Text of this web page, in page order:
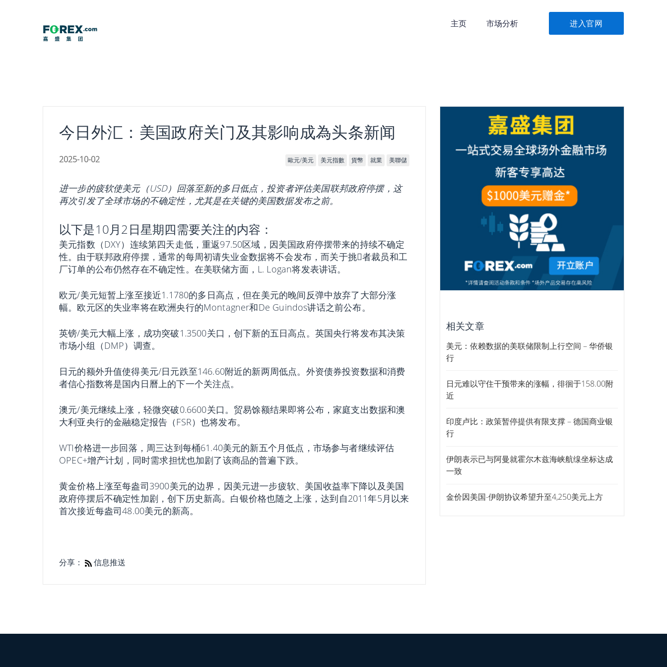
主页 市场分析 进入官网
今日外汇：美国政府关门及其影响成為头条新闻
2025-10-02 歐元/美元 美元指數 貨幣 就業 美聯儲
进一步的疲软使美元（USD）回落至新的多日低点，投资者评估美国联邦政府停摆，这
再次引发了全球市场的不确定性，尤其是在关键的美国数据发布之前。
以下是10月2日星期四需要关注的内容：
美元指数（DXY）连续第四天走低，重返97.50区域，因美国政府停摆带来的持续不确定
性。由于联邦政府停摆，通常的每周初请失业金数据将不会发布，而关于挑𢧐者裁员和工
厂订单的公布仍然存在不确定性。在美联储方面，L. Logan将发表讲话。
欧元/美元短暂上涨至接近1.1780的多日高点，但在美元的晚间反弹中放弃了大部分涨
幅。欧元区的失业率将在欧洲央行的Montagner和De Guindos讲话之前公布。
英镑/美元大幅上涨，成功突破1.3500关口，创下新的五日高点。英国央行将发布其决策
市场小组（DMP）调查。
日元的额外升值使得美元/日元跌至146.60附近的新两周低点。外资债券投资数据和消费
者信心指数将是国内日曆上的下一个关注点。
澳元/美元继续上涨，轻微突破0.6600关口。贸易馀额结果即将公布，家庭支出数据和澳
大利亚央行的金融稳定报告（FSR）也将发布。
WTI价格进一步回落，周三达到每桶61.40美元的新五个月低点，市场参与者继续评估
OPEC+增产计划，同时需求担忧也加剧了该商品的普遍下跌。
黄金价格上涨至每盎司3900美元的边界，因美元进一步疲软、美国收益率下降以及美国
政府停摆后不确定性加剧，创下历史新高。白银价格也随之上涨，达到自2011年5月以来
首次接近每盎司48.00美元的新高。
分享： 信息推送
相关文章
美元：依赖数据的美联储限制上行空间 – 华侨银
行
日元难以守住干预带来的涨幅，徘徊于158.00附
近
印度卢比：政策暂停提供有限支撑 – 德国商业银
行
伊朗表示已与阿曼就霍尔木兹海峡航缐坐标达成
一致
金价因美国-伊朗协议希望升至4,250美元上方